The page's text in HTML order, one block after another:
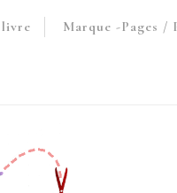
livre
Marque -Pages /